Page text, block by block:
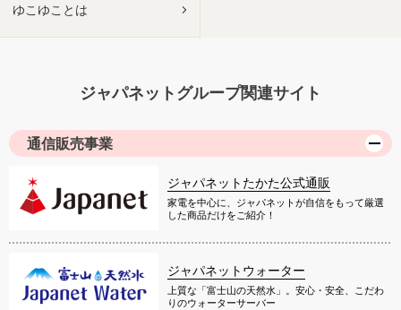
ゆこゆことは
ジャパネットグループ関連サイト
通信販売事業
ジャパネットたかた公式通販
家電を中心に、ジャパネットが自信をもって厳選
した商品だけをご紹介！
ジャパネットウォーター
上質な「富士山の天然水」。安心・安全、こだわ
りのウォーターサーバー